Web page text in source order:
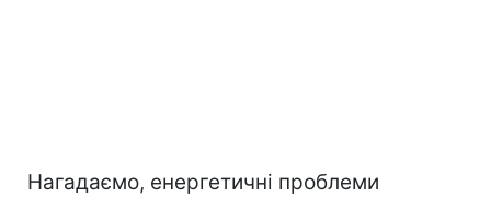
Нагадаємо, енергетичні проблеми